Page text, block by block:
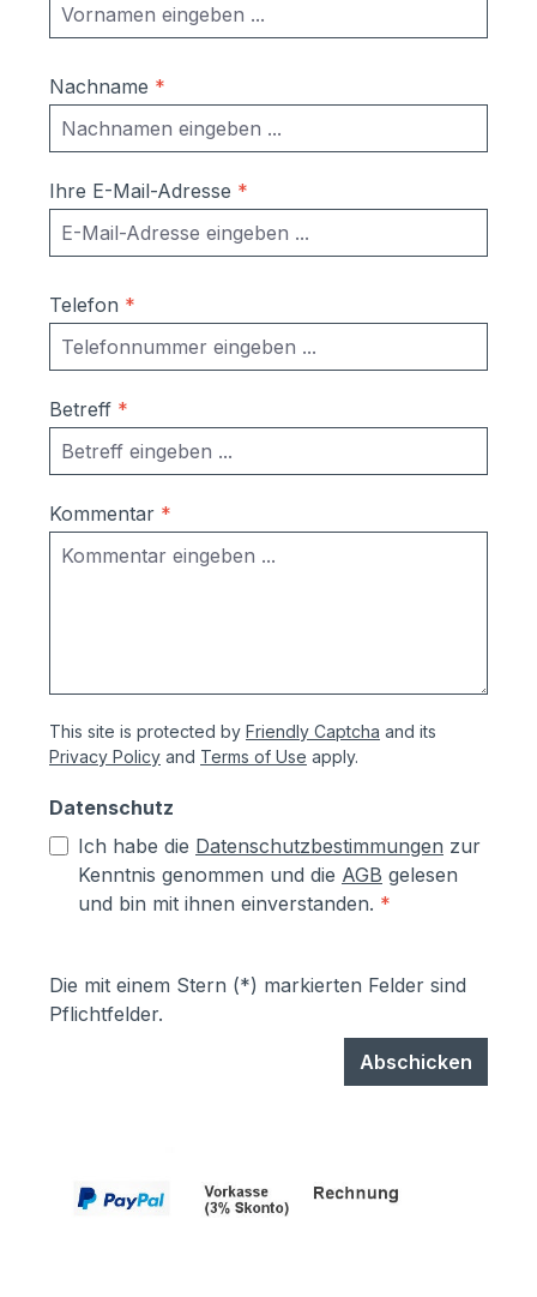
Nachname *
Ihre E-Mail-Adresse *
Telefon *
Betreff *
Kommentar *
This site is protected by Friendly Captcha and its
Privacy Policy and Terms of Use apply.
Datenschutz
Ich habe die Datenschutzbestimmungen zur
Kenntnis genommen und die AGB gelesen
und bin mit ihnen einverstanden. *
Die mit einem Stern (*) markierten Felder sind
Pflichtfelder.
Abschicken